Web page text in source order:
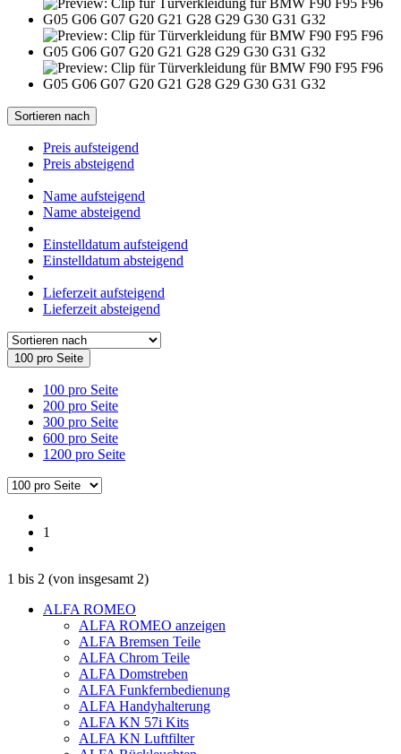
Sortieren nach
Preis aufsteigend
Preis absteigend
Name aufsteigend
Name absteigend
Einstelldatum aufsteigend
Einstelldatum absteigend
Lieferzeit aufsteigend
Lieferzeit absteigend
100 pro Seite
100 pro Seite
200 pro Seite
300 pro Seite
600 pro Seite
1200 pro Seite
1
1 bis 2 (von insgesamt 2)
ALFA ROMEO
ALFA ROMEO anzeigen
ALFA Bremsen Teile
ALFA Chrom Teile
ALFA Domstreben
ALFA Funkfernbedienung
ALFA Handyhalterung
ALFA KN 57i Kits
ALFA KN Luftfilter